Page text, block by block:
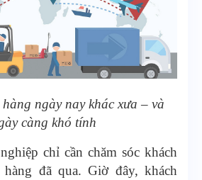
ngày nay khác xưa – và
càng khó tính
chỉ cần chăm sóc khách
đã qua. Giờ đây, khách